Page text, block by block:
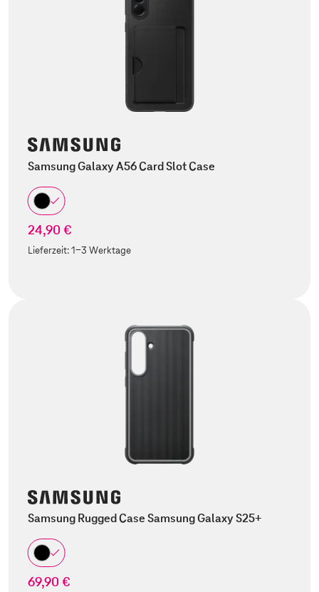
Samsung Galaxy A56 Card Slot Case
24,90 €
Lieferzeit:1-3 Werktage
Samsung Rugged Case Samsung Galaxy S25+
69,90 €